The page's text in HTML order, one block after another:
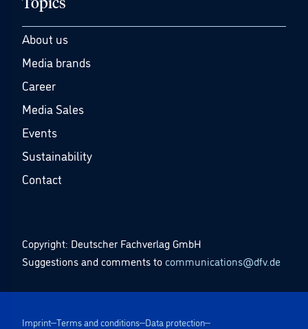
Topics
About us
Media brands
Career
Media Sales
Events
Sustainability
Contact
Copyright: Deutscher Fachverlag GmbH
Suggestions and comments to communications@dfv.de
Imprint Terms and conditions Data protection